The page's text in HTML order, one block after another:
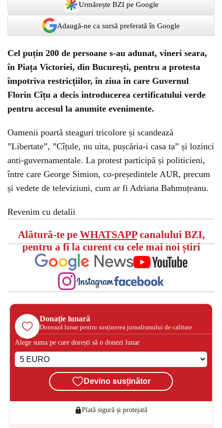
Urmărește BZI pe Google
Adaugă-ne ca sursă preferată în Google
Cel puțin 200 de persoane s-au adunat, vineri seara,
în Piața Victoriei, din București, pentru a protesta
împotriva restricțiilor, în ziua în care Guvernul
Florin Cîțu a decis introducerea certificatului verde
pentru accesul la anumite evenimente.
Oamenii poartă steaguri tricolore și scandează
”Libertate”, ”Cîțule, nu uita, pușcăria-i casa ta” și lozinci
anti-guvernamentale. La protest participă și politicieni,
între care George Simion, co-președintele AUR, precum
și vedete de televiziuni, cum ar fi Adriana Bahmuțeanu.
Revenim cu detalii
Alătură-te pe WHATSAPPcanalului BZI,
pentru a fi la curent cu cele mai noi știri
Donație lunară
Donează lunar pentru susținerea jurnalismului de calitate
Alege suma pe care dorești să o donezi lunar
Devino susținător
Plată sigură și protejată